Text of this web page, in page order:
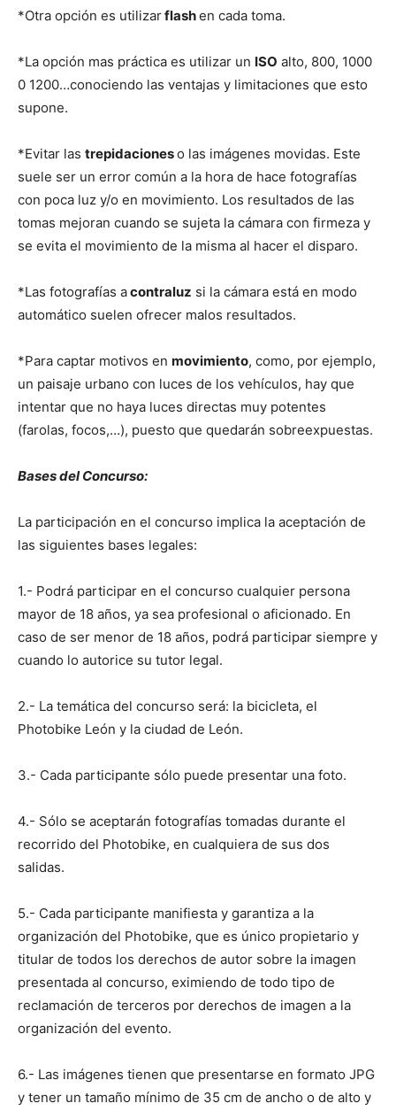
*Otra opción es utilizarflashen cada toma.
*La opción mas práctica es utilizar un ISO alto, 800, 1000
0 1200…conociendo las ventajas y limitaciones que esto
supone.
*Evitar las trepidacioneso las imágenes movidas. Este
suele ser un error común a la hora de hace fotografías
con poca luz y/o en movimiento. Los resultados de las
tomas mejoran cuando se sujeta la cámara con firmeza y
se evita el movimiento de la misma al hacer el disparo.
*Las fotografías acontraluz si la cámara está en modo
automático suelen ofrecer malos resultados.
*Para captar motivos en movimiento, como, por ejemplo,
un paisaje urbano con luces de los vehículos, hay que
intentar que no haya luces directas muy potentes
(farolas, focos,…), puesto que quedarán sobreexpuestas.
Bases del Concurso:
La participación en el concurso implica la aceptación de
las siguientes bases legales:
1.- Podrá participar en el concurso cualquier persona
mayor de 18 años, ya sea profesional o aficionado. En
caso de ser menor de 18 años, podrá participar siempre y
cuando lo autorice su tutor legal.
2.- La temática del concurso será: la bicicleta, el
Photobike León y la ciudad de León.
3.- Cada participante sólo puede presentar una foto.
4.- Sólo se aceptarán fotografías tomadas durante el
recorrido del Photobike, en cualquiera de sus dos
salidas.
5.- Cada participante manifiesta y garantiza a la
organización del Photobike, que es único propietario y
titular de todos los derechos de autor sobre la imagen
presentada al concurso, eximiendo de todo tipo de
reclamación de terceros por derechos de imagen a la
organización del evento.
6.- Las imágenes tienen que presentarse en formato JPG
y tener un tamaño mínimo de 35 cm de ancho o de alto y